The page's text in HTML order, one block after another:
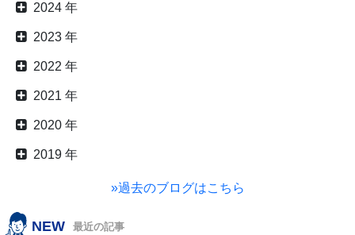
2024 年
2023 年
2022 年
2021 年
2020 年
2019 年
»過去のブログはこちら
NEW 最近の記事